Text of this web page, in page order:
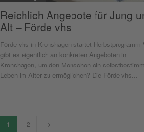
Reichlich Angebote für Jung
Alt – Förde vhs
Förde-vhs in Kronshagen startet Herbstprogramm
gibt es eigentlich an konkreten Angeboten in
Kronshagen, um den Menschen ein
Leben im Alter zu ermöglichen? Die Förde-vhs...
1 2